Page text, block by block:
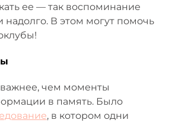
ее — так воспоминание
надолго. В этом могут помочь
чем моменты
в память. Было
, в котором одни